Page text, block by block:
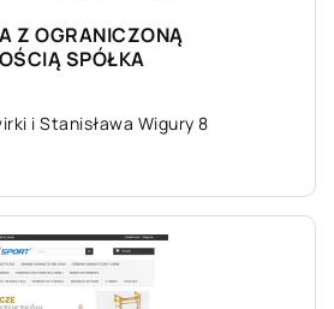
Z OGRANICZONĄ
SPÓŁKA
i Stanisława Wigury 8